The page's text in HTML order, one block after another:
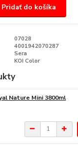
Pridať do košíka
07028
4001942070287
Sera
KOI Color
Nature Mini 3800ml